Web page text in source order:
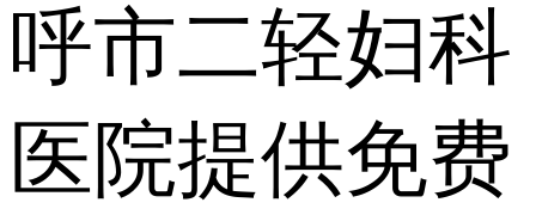
呼市二轻妇科
医院提供免费